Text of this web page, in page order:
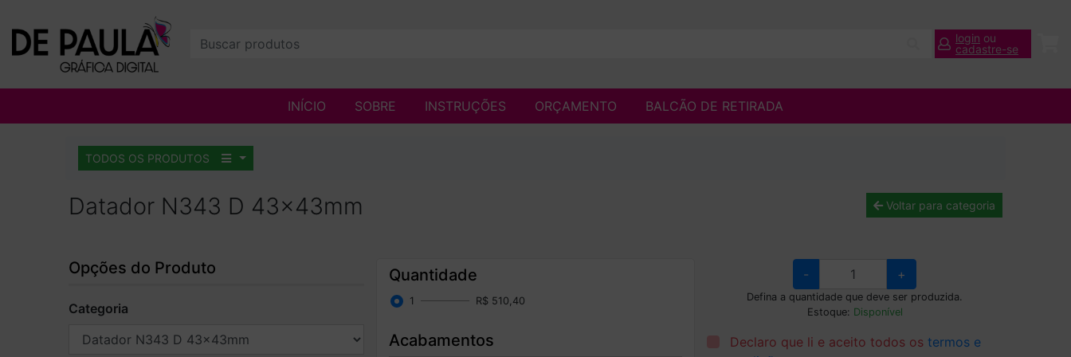
login ou
cadastre-se
INÍCIO SOBRE INSTRUÇÕES ORÇAMENTO BALCÃO DE RETIRADA
TODOS OS PRODUTOS
Datador N343 D 43x43mm Voltar para categoria
Opções do Produto
Categoria
Quantidade
1 R$ 510,40
Acabamentos
- +
Defina a quantidade que deve ser produzida.
Estoque: Disponível
Declaro que li e aceito todos ostermos e